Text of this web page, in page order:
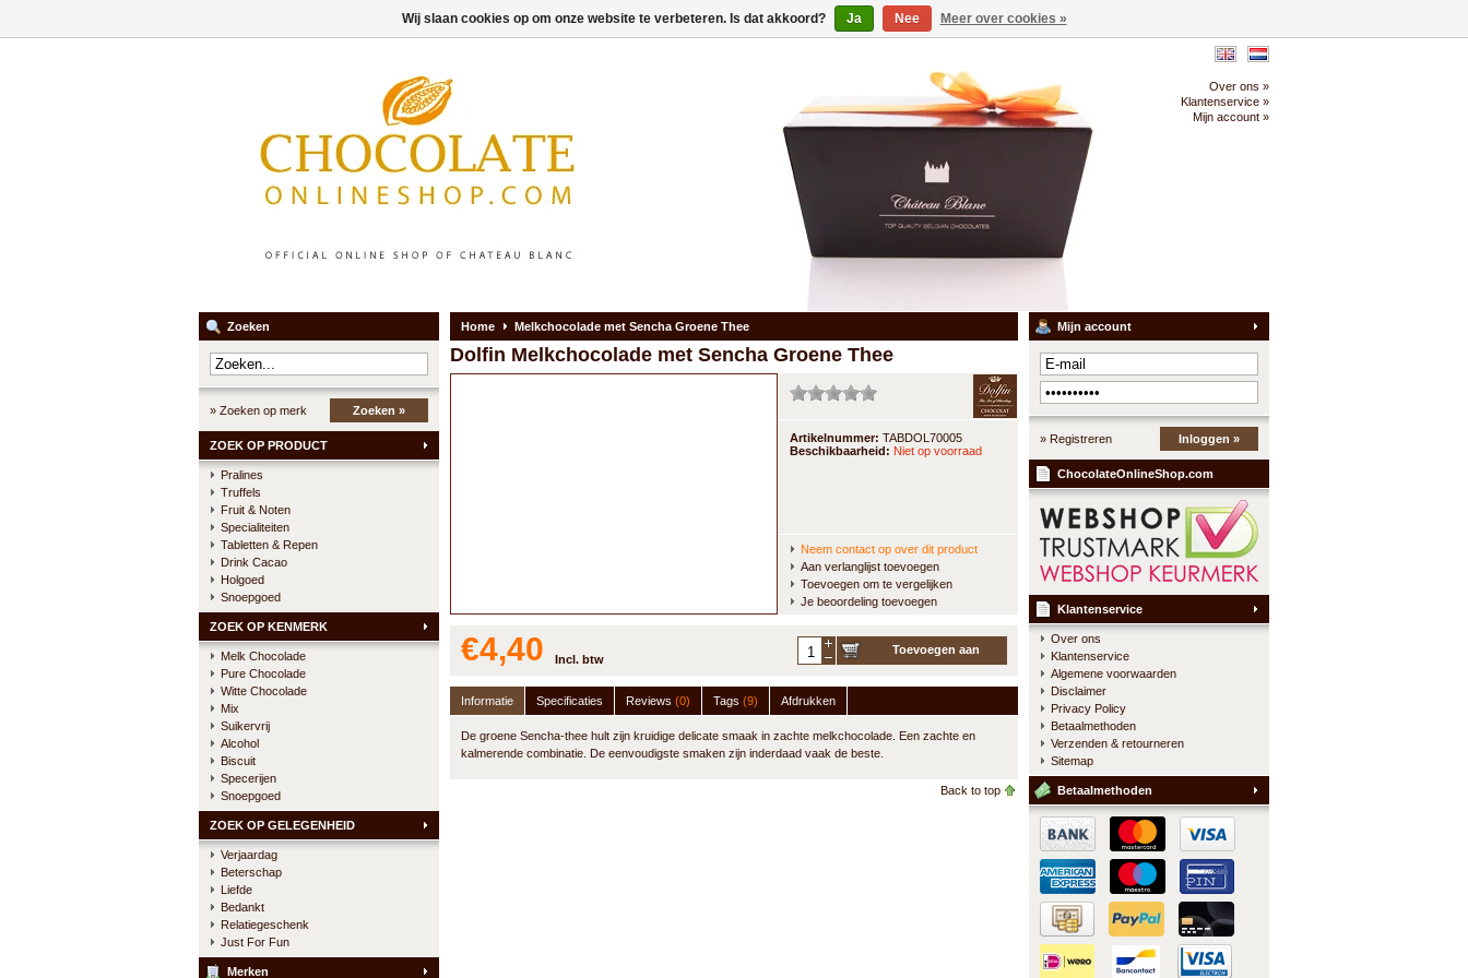
Over ons »
Klantenservice »
Mijn account »
Zoeken
» Zoeken op merk Zoeken »
ZOEK OP PRODUCT
Pralines
Truffels
Fruit & Noten
Specialiteiten
Tabletten & Repen
Drink Cacao
Holgoed
Snoepgoed
ZOEK OP KENMERK
Melk Chocolade
Pure Chocolade
Witte Chocolade
Mix
Suikervrij
Alcohol
Biscuit
Specerijen
Snoepgoed
ZOEK OP GELEGENHEID
Verjaardag
Beterschap
Liefde
Bedankt
Relatiegeschenk
Just For Fun
Merken
Home Melkchocolade met Sencha Groene Thee
Dolfin Melkchocolade met Sencha Groene Thee
Artikelnummer: TABDOL70005
Beschikbaarheid: Niet op voorraad
Neem contact op over dit product
Aan verlanglijst toevoegen
Toevoegen om te vergelijken
Je beoordeling toevoegen
€4,40 Incl. btw
Toevoegen aan
Informatie
Specificaties Reviews (0) Tags (9) Afdrukken
De groene Sencha-thee hult zijn kruidige delicate smaak in zachte melkchocolade. Een zachte en
kalmerende combinatie. De eenvoudigste smaken zijn inderdaad vaak de beste.
Back to top
Mijn account
» Registreren Inloggen »
ChocolateOnlineShop.com
Klantenservice
Over ons
Klantenservice
Algemene voorwaarden
Disclaimer
Privacy Policy
Betaalmethoden
Verzenden & retourneren
Sitemap
Betaalmethoden
Wij slaan cookies op om onze website te verbeteren. Is dat akkoord? Ja Nee Meer over cookies »